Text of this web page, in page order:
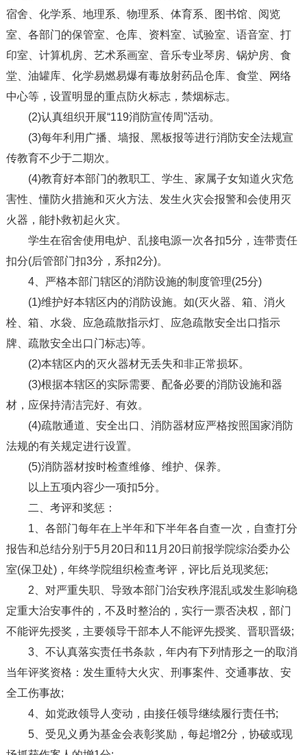
宿舍、化学系、地理系、物理系、体育系、图书馆、阅览
室、各部门的保管室、仓库、资料室、试验室、语音室、打
印室、计算机房、艺术系画室、音乐专业琴房、锅炉房、食
堂、油罐库、化学易燃易爆有毒放射药品仓库、食堂、网络
中心等，设置明显的重点防火标志，禁烟标志。
(2)认真组织开展“119消防宣传周”活动。
(3)每年利用广播、墙报、黑板报等进行消防安全法规宣
传教育不少于二期次。
(4)教育好本部门的教职工、学生、家属子女知道火灾危
害性、懂防火措施和灭火方法、发生火灾会报警和会使用灭
火器，能扑救初起火灾。
学生在宿舍使用电炉、乱接电源一次各扣5分，连带责任
扣分(后管部门扣3分，系扣2分)。
4、严格本部门辖区的消防设施的制度管理(25分)
(1)维护好本辖区内的消防设施。如(灭火器、箱、消火
栓、箱、水袋、应急疏散指示灯、应急疏散安全出口指示
牌、疏散安全出口门标志)等。
(2)本辖区内的灭火器材无丢失和非正常损坏。
(3)根据本辖区的实际需要、配备必要的消防设施和器
材，应保持清洁完好、有效。
(4)疏散通道、安全出口、消防器材应严格按照国家消防
法规的有关规定进行设置。
(5)消防器材按时检查维修、维护、保养。
以上五项内容少一项扣5分。
二、考评和奖惩：
1、各部门每年在上半年和下半年各自查一次，自查打分
报告和总结分别于5月20日和11月20日前报学院综治委办公
室(保卫处)，年终学院组织检查考评，评比后兑现奖惩;
2、对严重失职、导致本部门治安秩序混乱或发生影响稳
定重大治安事件的，不及时整治的，实行一票否决权，部门
不能评先授奖，主要领导干部本人不能评先授奖、晋职晋级;
3、不认真落实责任书条款，年内有下列情形之一的取消
当年评奖资格：发生重特大火灾、刑事案件、交通事故、安
全工伤事故;
4、如党政领导人变动，由接任领导继续履行责任书;
5、受见义勇为基金会表彰奖励，每起增2分，协破或现